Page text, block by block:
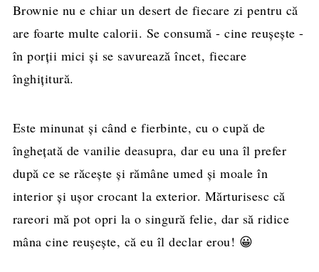
Brownie nu e chiar un desert de fiecare zi pentru că
are foarte multe calorii. Se consumă - cine reușește -
în porții mici și se savurează încet, fiecare
înghițitură.
Este minunat și când e fierbinte, cu o cupă de
înghețată de vanilie deasupra, dar eu una îl prefer
după ce se răcește și rămâne umed și moale în
interior și ușor crocant la exterior. Mărturisesc că
rareori mă pot opri la o singură felie, dar să ridice
mâna cine reușește, că eu îl declar erou! 😀